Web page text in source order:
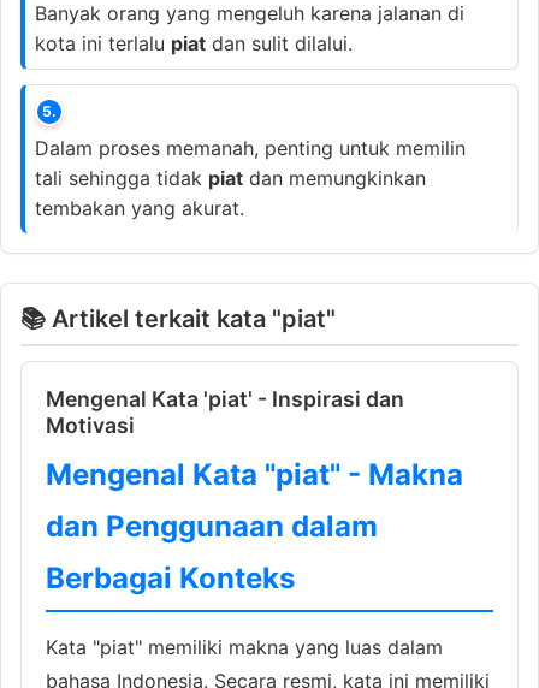
Banyak orang yang mengeluh karena jalanan di
kota ini terlalu piat dan sulit dilalui.
5.
Dalam proses memanah, penting untuk memilin
tali sehingga tidak piat dan memungkinkan
tembakan yang akurat.
📚 Artikel terkait kata "piat"
Mengenal Kata 'piat' - Inspirasi dan
Motivasi
Mengenal Kata "piat" - Makna
dan Penggunaan dalam
Berbagai Konteks
Kata "piat" memiliki makna yang luas dalam
bahasa Indonesia. Secara resmi, kata ini memiliki